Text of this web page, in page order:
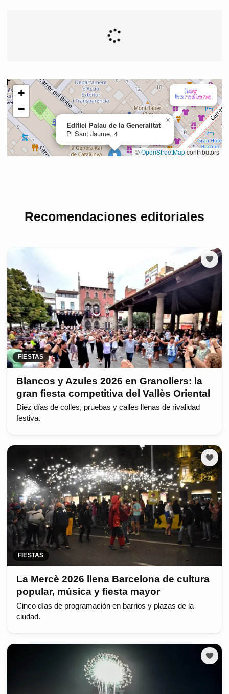
Recomendaciones editoriales
FIESTAS
Blancos y Azules 2026 en Granollers: la
gran fiesta competitiva del Vallès Oriental
Diez días de colles, pruebas y calles llenas de rivalidad
festiva.
FIESTAS
La Mercè 2026 llena Barcelona de cultura
popular, música y fiesta mayor
Cinco días de programación en barrios y plazas de la
ciudad.